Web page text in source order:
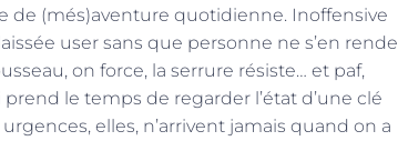
de (més)aventure quotidienne. Inoffensive
user sans que personne ne s’en rende
on force, la serrure résiste… et paf,
le temps de regarder l’état d’une clé
elles, n’arrivent jamais quand on a